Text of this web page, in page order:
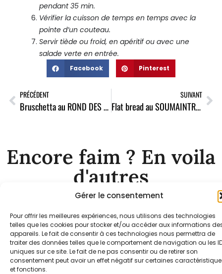
Gérer le consentement
Pour offrir les meilleures expériences, nous utilisons des technologies
telles que les cookies pour stocker et/ou accéder aux informations
appareils. Le fait de consentir à ces technologies nous permettra de
traiter des données telles que le comportement de navigation ou les
uniques sur ce site. Le fait de ne pas consentir ou de retirer son
consentement peut avoir un effet négatif sur certaines
et fonctions.
pendant 35 min.
Vérifier la cuisson de temps en temps avec la
pointe d’un couteau.
Servir tiède ou froid, en apéritif ou avec une
salade verte en entrée.
Facebook Pinterest
PRÉCÉDENT
Bruschetta au ROND DES PRÉS BIO
SUIVANT
Flat bread au SOUMAINTRAIN
Encore faim ? En voila
d'autres